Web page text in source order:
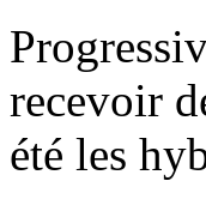
recevoir
été les